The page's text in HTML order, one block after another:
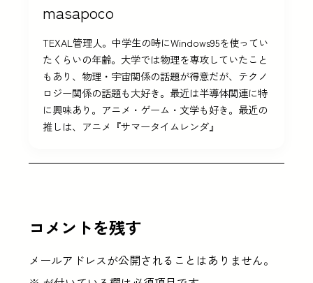
masapoco
TEXAL管理人。中学生の時にWindows95を使ってい
たくらいの年齢。大学では物理を専攻していたこと
もあり、物理・宇宙関係の話題が得意だが、テクノ
ロジー関係の話題も大好き。最近は半導体関連に特
に興味あり。アニメ・ゲーム・文学も好き。最近の
推しは、アニメ『サマータイムレンダ』
コメントを残す
メールアドレスが公開されることはありません。